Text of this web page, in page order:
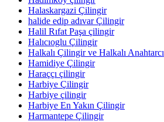
Halaskargazi Çilingir
halide edip adıvar Çilingir
Halil Rıfat Paşa çilingir
Halıcıoglu Çilingir
Halkalı Çilingir ve Halkalı Anahtarcı
Hamidiye Çilingir
Haraççı çilingir
Harbiye Çilingir
Harbiye çilingir
Harbiye En Yakın Çilingir
Harmantepe Çilingir